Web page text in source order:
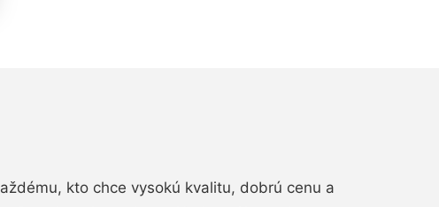
kto chce vysokú kvalitu, dobrú cenu a